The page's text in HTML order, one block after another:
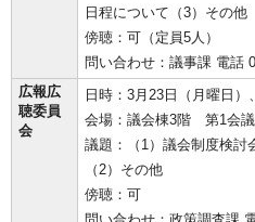
日程について（3）その他
傍聴：可（定員5人）
問い合わせ：議事課 電話
広報広
聴委員
会
日時：3月23日（月曜日）
会場：議会棟3階 第1会
議題：（1）議会制度検討
（2）その他
傍聴：可